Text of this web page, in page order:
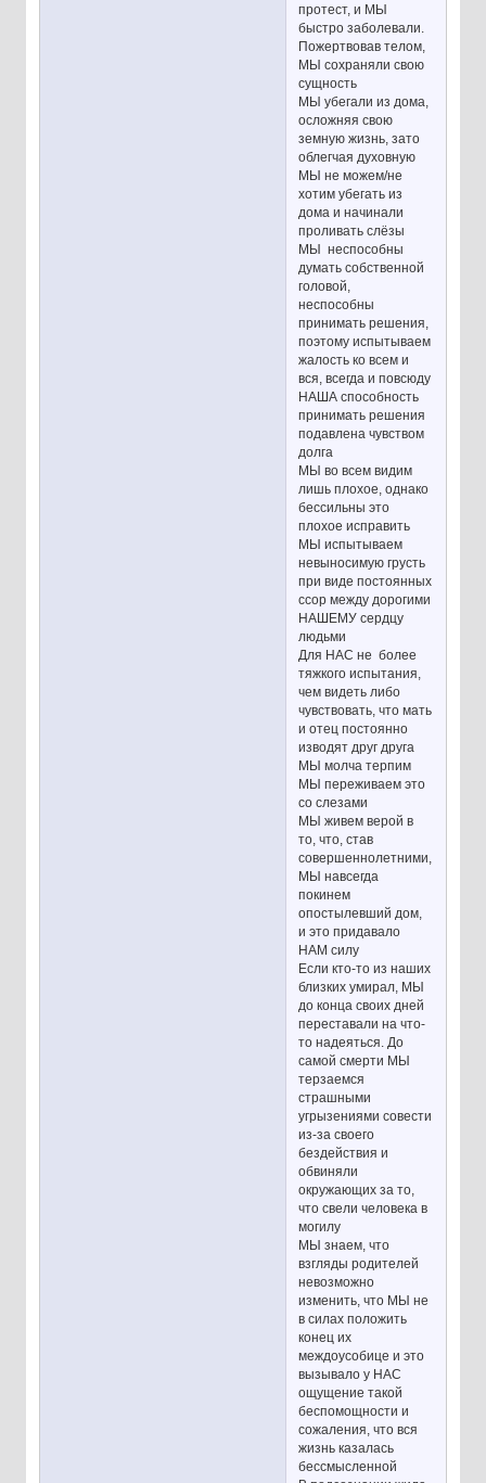
протест, и МЫ
быстро заболевали.
Пожертвовав телом,
МЫ сохраняли свою
сущность
МЫ убегали из дома,
осложняя свою
земную жизнь, зато
облегчая духовную
МЫ не можем/не
хотим убегать из
дома и начинали
проливать слёзы
МЫ неспособны
думать собственной
головой,
неспособны
принимать решения,
поэтому испытываем
жалость ко всем и
вся, всегда и повсюду
НАША способность
принимать решения
подавлена чувством
долга
МЫ во всем видим
лишь плохое, однако
бессильны это
плохое исправить
МЫ испытываем
невыносимую грусть
при виде постоянных
ссор между дорогими
НАШЕМУ сердцу
людьми
Для НАС не более
тяжкого испытания,
чем видеть либо
чувствовать, что мать
и отец постоянно
изводят друг друга
МЫ молча терпим
МЫ переживаем это
со слезами
МЫ живем верой в
то, что, став
совершеннолетними,
МЫ навсегда
покинем
опостылевший дом,
и это придавало
НАМ силу
Если кто-то из наших
близких умирал, МЫ
до конца своих дней
переставали на что-
то надеяться. До
самой смерти МЫ
терзаемся
страшными
угрызениями совести
из-за своего
бездействия и
обвиняли
окружающих за то,
что свели человека в
могилу
МЫ знаем, что
взгляды родителей
невозможно
изменить, что МЫ не
в силах положить
конец их
междоусобице и это
вызывало у НАС
ощущение такой
беспомощности и
сожаления, что вся
жизнь казалась
бессмысленной